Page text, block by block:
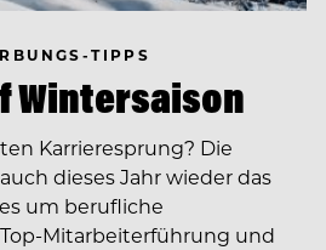
TIPPS
Wintersaison
Karrieresprung? Die
dieses Jahr wieder das
um berufliche
Mitarbeiterführung und